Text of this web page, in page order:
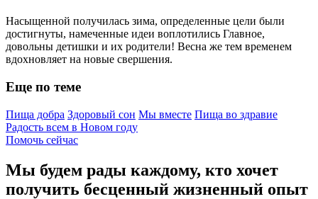
Насыщенной получилась зима, определенные цели были
достигнуты, намеченные идеи воплотились Главное,
довольны детишки и их родители! Весна же тем временем
вдохновляет на новые свершения.
Еще по теме
Пища добра Здоровый сон Мы вместе Пища во здравие
Радость всем в Новом году
Помочь сейчас
Мы будем рады каждому, кто хочет
получить бесценный жизненный опыт